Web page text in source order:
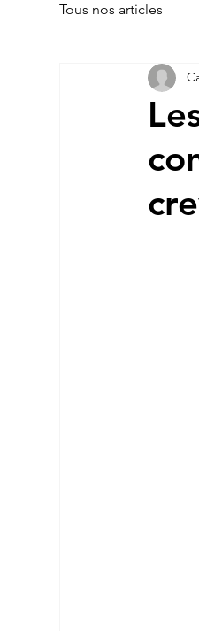
Tous nos articles